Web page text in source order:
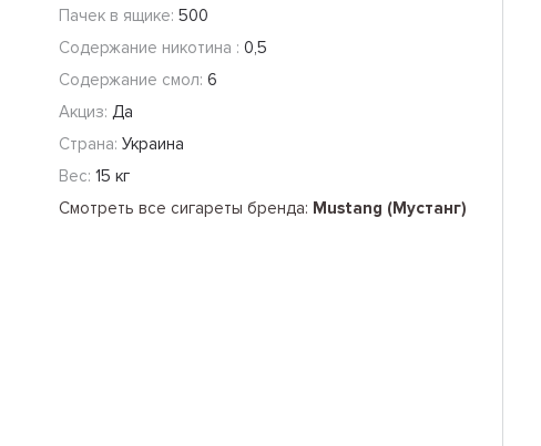
Пачек в ящике: 500
Содержание никотина : 0,5
Содержание смол: 6
Акциз: Да
Страна: Украина
Вес: 15 кг
Смотреть все сигареты бренда: Mustang (Мустанг)